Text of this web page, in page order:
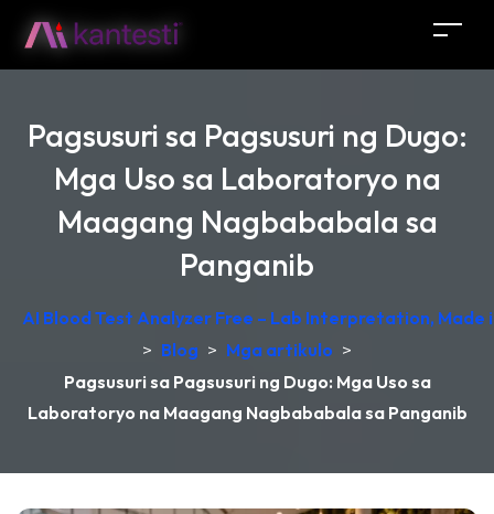
Pagsusuri sa Pagsusuri ng Dugo:
Mga Uso sa Laboratoryo na
Maagang Nagbababala sa
Panganib
AI Blood Test Analyzer Free – Lab Interpretation, Made
> Blog > Mga artikulo >
Pagsusuri sa Pagsusuri ng Dugo: Mga Uso sa
Laboratoryo na Maagang Nagbababala sa Panganib